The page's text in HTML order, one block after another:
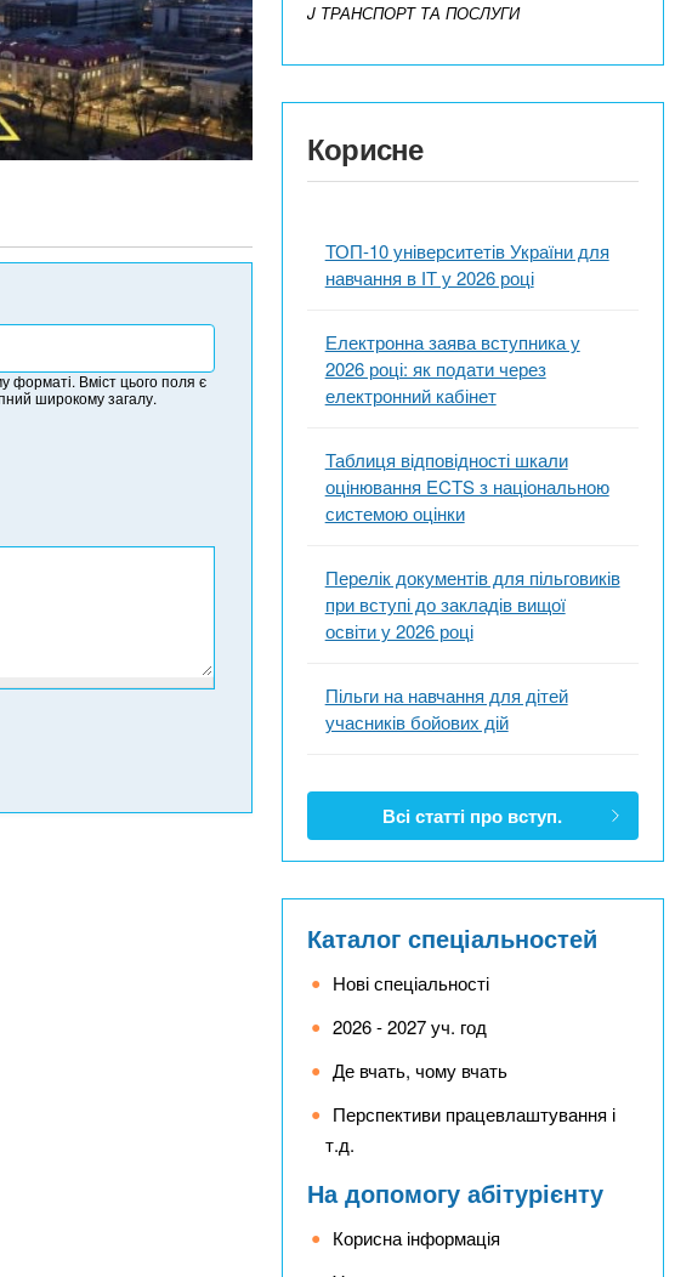
форматі. Вміст цього поля є
широкому загалу.
J ТРАНСПОРТ ТА ПОСЛУГИ
Корисне
ТОП-10 університетів України для
навчання в ІТ у 2026 році
Електронна заява вступника у
2026 році: як подати через
електронний кабінет
Таблиця відповідності шкали
оцінювання ECTS з національною
системою оцінки
Перелік документів для пільговиків
при вступі до закладів вищої
освіти у 2026 році
Пільги на навчання для дітей
учасників бойових дій
Всі статті про вступ.
Каталог спеціальностей
Нові спеціальності
2026 - 2027 уч. год
Де вчать, чому вчать
Перспективи працевлаштування і
т.д.
На допомогу абітурієнту
Корисна інформація